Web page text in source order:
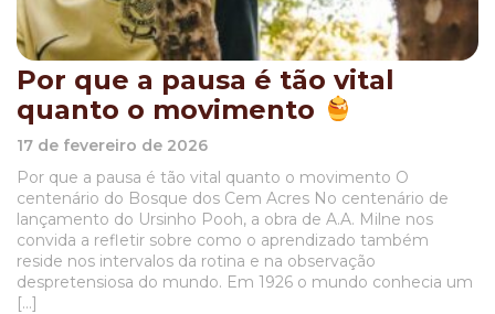
Por que a pausa é tão vital
quanto o movimento
17 de fevereiro de 2026
Por que a pausa é tão vital quanto o movimento O
centenário do Bosque dos Cem Acres No centenário de
lançamento do Ursinho Pooh, a obra de A.A. Milne nos
convida a refletir sobre como o aprendizado também
reside nos intervalos da rotina e na observação
despretensiosa do mundo. Em 1926 o mundo conhecia um
[…]